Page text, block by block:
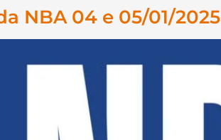
NBA 04 e 05/01/2025